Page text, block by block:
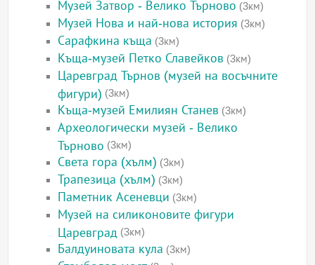
Музей Затвор - Велико Търново (3км)
Музей Нова и най-нова история (3км)
Сарафкина къща (3км)
Къща-музей Петко Славейков (3км)
Царевград Търнов (музей на восъчните
фигури) (3км)
Къща-музей Емилиян Станев (3км)
Археологически музей - Велико
Търново (3км)
Света гора (хълм) (3км)
Трапезица (хълм) (3км)
Паметник Асеневци (3км)
Музей на силиконовите фигури
Царевград (3км)
Балдуиновата кула (3км)